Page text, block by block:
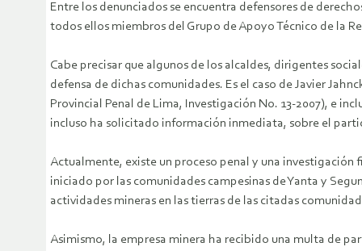
Entre los denunciados se encuentra defensores de
todos ellos miembros del Grupo de Apoyo Técnico de la
Cabe precisar que algunos de los alcaldes, dirigentes
defensa de dichas comunidades. Es el caso de Javier
Provincial Penal de Lima, Investigación No. 13-2007), e
incluso ha solicitado información inmediata, sobre el
Actualmente, existe un proceso penal y una investigación
iniciado por las comunidades campesinas de Yanta y
actividades mineras en las tierras de las citadas
Asimismo, la empresa minera ha recibido una multa de